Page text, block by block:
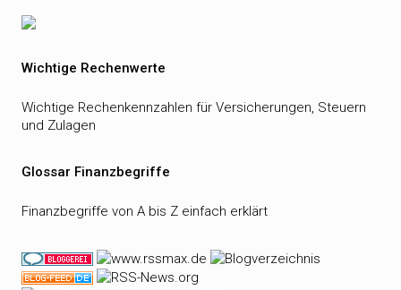
Wichtige Rechenwerte
Wichtige Rechenkennzahlen für Versicherungen, Steuern
und Zulagen
Glossar Finanzbegriffe
Finanzbegriffe von A bis Z einfach erklärt